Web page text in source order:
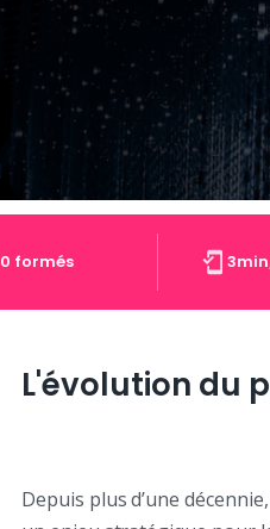
formés
L'évolution du
Depuis plus d’une